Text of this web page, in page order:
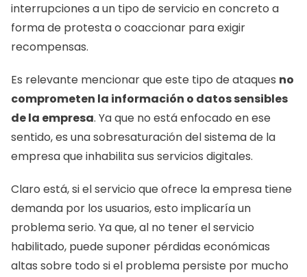
interrupciones a un tipo de servicio en concreto a
forma de protesta o coaccionar para exigir
recompensas.
Es relevante mencionar que este tipo de ataques no
comprometen la información o datos sensibles
de la empresa. Ya que no está enfocado en ese
sentido, es una sobresaturación del sistema de la
empresa que inhabilita sus servicios digitales.
Claro está, si el servicio que ofrece la empresa tiene
demanda por los usuarios, esto implicaría un
problema serio. Ya que, al no tener el servicio
habilitado, puede suponer pérdidas económicas
altas sobre todo si el problema persiste por mucho